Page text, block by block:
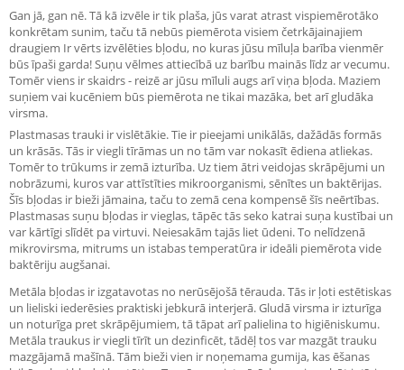
Gan jā, gan nē. Tā kā izvēle ir tik plaša, jūs varat atrast vispiemērotāko
konkrētam sunim, taču tā nebūs piemērota visiem četrkājainajiem
draugiem Ir vērts izvēlēties bļodu, no kuras jūsu mīluļa barība vienmēr
būs īpaši garda! Suņu vēlmes attiecībā uz barību mainās līdz ar vecumu.
Tomēr viens ir skaidrs - reizē ar jūsu mīluli augs arī viņa bļoda. Maziem
suņiem vai kucēniem būs piemērota ne tikai mazāka, bet arī gludāka
virsma.
Plastmasas trauki ir vislētākie. Tie ir pieejami unikālās, dažādās formās
un krāsās. Tās ir viegli tīrāmas un no tām var nokasīt ēdiena atliekas.
Tomēr to trūkums ir zemā izturība. Uz tiem ātri veidojas skrāpējumi un
nobrāzumi, kuros var attīstīties mikroorganismi, sēnītes un baktērijas.
Šīs bļodas ir bieži jāmaina, taču to zemā cena kompensē šīs neērtības.
Plastmasas suņu bļodas ir vieglas, tāpēc tās seko katrai suņa kustībai un
var kārtīgi slīdēt pa virtuvi. Neiesakām tajās liet ūdeni. To nelīdzenā
mikrovirsma, mitrums un istabas temperatūra ir ideāli piemērota vide
baktēriju augšanai.
Metāla bļodas ir izgatavotas no nerūsējošā tērauda. Tās ir ļoti estētiskas
un lieliski iederēsies praktiski jebkurā interjerā. Gludā virsma ir izturīga
un noturīga pret skrāpējumiem, tā tāpat arī palielina to higiēniskumu.
Metāla traukus ir viegli tīrīt un dezinficēt, tādēļ tos var mazgāt trauku
mazgājamā mašīnā. Tām bieži vien ir noņemama gumija, kas ēšanas